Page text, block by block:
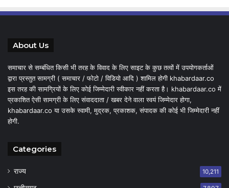
About Us
समाचार से सम्बंधित किसी भी तरह के विवाद के लिए साइट के कुछ तत्वों में उपयोगकर्ताओं
द्वारा प्रस्तुत सामग्री ( समाचार / फोटो / विडियो आदि ) शामिल होगी khabardaar.co
इस तरह की सामग्रियों के लिए कोई जिम्मेदारी स्वीकार नहीं करता है। khabardaar.co में
प्रकाशित ऐसी सामग्री के लिए संवाददाता / खबर देने वाला स्वयं जिम्मेदार होगा,
khabardaar.co या उसके स्वामी, मुद्रक, प्रकाशक, संपादक की कोई भी जिम्मेदारी नहीं
होगी.
Categories
राज्य 10,211